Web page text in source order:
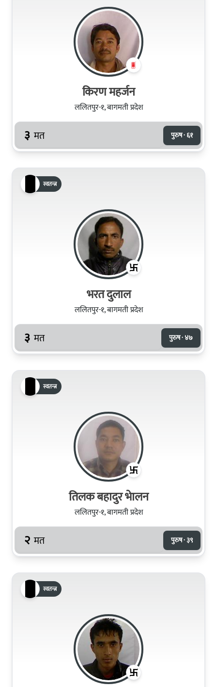
किरण महर्जन
ललितपुर-१, बागमती प्रदेश
३ मत पुरुष · ६१
स्वतन्त्र
भरत दुलाल
ललितपुर-१, बागमती प्रदेश
३ मत पुरुष · ४७
स्वतन्त्र
तिलक बहादुर भेालन
ललितपुर-१, बागमती प्रदेश
२ मत पुरुष · ३९
स्वतन्त्र